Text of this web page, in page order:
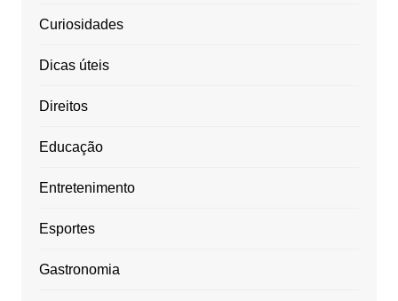
Curiosidades
Dicas úteis
Direitos
Educação
Entretenimento
Esportes
Gastronomia